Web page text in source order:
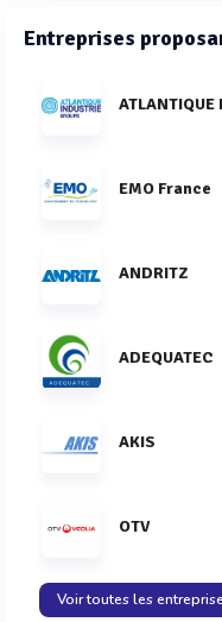
Entreprises
ATLANTIQUE
EMO France
ANDRITZ
ADEQUATEC
AKIS
OTV
Voir toutes les